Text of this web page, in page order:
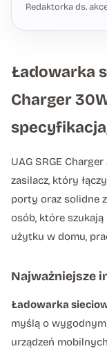
Redaktorka ds.
Ładowarka
Charger
UAG SRGE
zasilacz, który
porty oraz solidne
osób, które
użytku w domu,
Najważniejsze
Ładowarka
myślą o
urządzeń